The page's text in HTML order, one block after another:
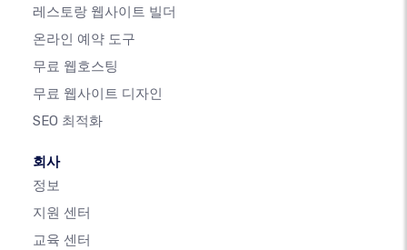
레스토랑 웹사이트 빌더
온라인 예약 도구
무료 웹호스팅
무료 웹사이트 디자인
SEO 최적화
회사
정보
지원 센터
교육 센터